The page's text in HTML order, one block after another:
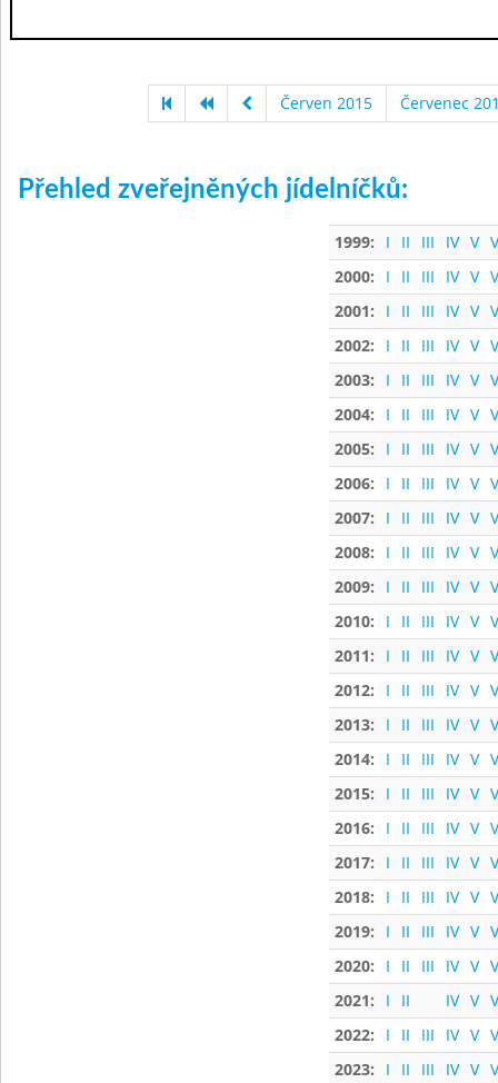
Červen 2015 Červenec
Přehled zveřejněných jídelníčků:
1999: I II III IV V
2000:
I II III IV V
2001:
I II III IV V
2002:
I II III IV V
2003:
I II III IV V
2004:
I II III IV V
2005:
I II III IV V
2006:
I II III IV V
2007:
I II III IV V
2008:
I II III IV V
2009:
I II III IV V
2010:
I II III IV V
2011:
I II III IV V
2012:
I II III IV V
2013:
I II III IV V
2014:
I II III IV V
2015:
I II III IV V
2016:
I II III IV V
2017:
I II III IV V
2018:
I II III IV V
2019:
I II III IV V
2020:
I II III IV V
2021:
I II IV V
2022:
I II III IV V
2023:
I II III IV V